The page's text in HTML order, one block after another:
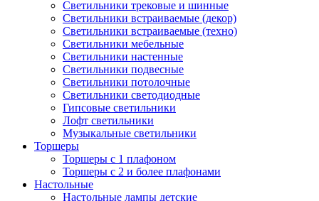
Светильники трековые и шинные
Светильники встраиваемые (декор)
Светильники встраиваемые (техно)
Светильники мебельные
Светильники настенные
Светильники подвесные
Светильники потолочные
Светильники светодиодные
Гипсовые светильники
Лофт светильники
Музыкальные светильники
Торшеры
Торшеры с 1 плафоном
Торшеры с 2 и более плафонами
Настольные
Настольные лампы детские